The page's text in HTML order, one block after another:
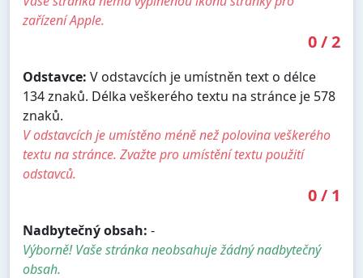
zařízení Apple.
0/2
Odstavce: V odstavcích je umístněn text o délce
134 znaků. Délka veškerého textu na stránce je 578
znaků.
V odstavcích je umístěno méně než polovina veškerého
textu na stránce. Zvažte pro umístění textu použití
odstavců.
0/ 1
Nadbytečný obsah: -
Výborně! Vaše stránka neobsahuje žádný nadbytečný
obsah.